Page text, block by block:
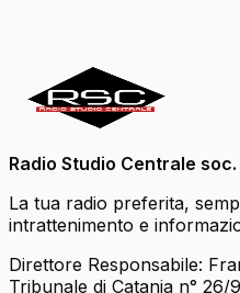
Radio Studio Centrale
La tua radio preferita,
intrattenimento e
Direttore Responsabile:
Tribunale di Catania n° 26/